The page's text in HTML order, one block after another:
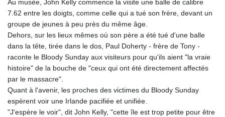
Au musée, John Kelly commence la visite une balle de calibre
7.62 entre les doigts, comme celle qui a tué son frère, devant un
groupe de jeunes à peu près du même âge.
Dehors, sur les lieux mêmes où son père a été tué d'une balle
dans la tête, tirée dans le dos, Paul Doherty - frère de Tony -
raconte le Bloody Sunday aux visiteurs pour qu'ils aient "la vraie
histoire" de la bouche de "ceux qui ont été directement affectés
par le massacre".
Quant à l'avenir, les proches des victimes du Bloody Sunday
espèrent voir une Irlande pacifiée et unifiée.
"J'espère le voir", dit John Kelly, "cette île est trop petite pour être